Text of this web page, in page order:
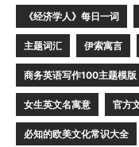
《经济学人》每日一词
主题词汇 伊索寓言
商务英语写作100主题模版
女生英文名寓意 官方
必知的欧美文化常识大全